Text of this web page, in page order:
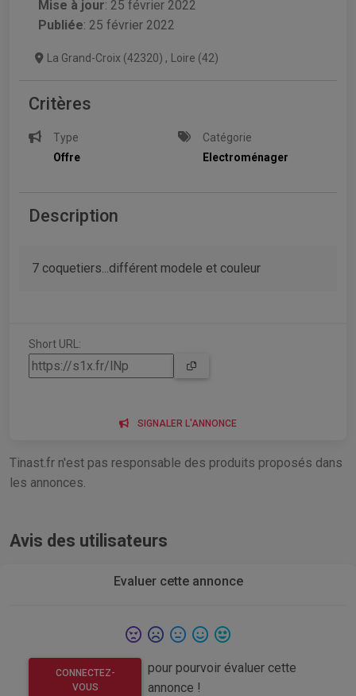
Mise à jour: 25 février 2022
Publiée: 25 février 2022
La Grand-Croix (42320) , Loire (42)
Critères
Type
Offre
Catégorie
Electroménager
Description
7 coquetiers...différent modele et couleur
Short URL:
SIGNALER L'ANNONCE
Tinast.fr n'est pas responsable des produits proposés dans
les annonces.
Avis des utilisateurs
Evaluer cette annonce
CONNECTEZ-
VOUS
pour pourvoir évaluer cette
annonce !